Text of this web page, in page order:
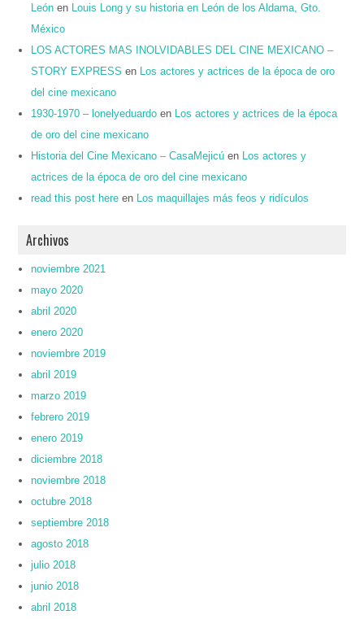
León en
Louis Long y su historia en León de los Aldama, Gto.
México
LOS ACTORES MAS INOLVIDABLES DEL CINE MEXICANO –
STORY EXPRESS en
Los actores y actrices de la época de oro
del cine mexicano
1930-1970 – lonelyeduardo en
Los actores y actrices de la época
de oro del cine mexicano
Historia del Cine Mexicano – CasaMejicú en
Los actores y
actrices de la época de oro del cine mexicano
read this post here en Los maquillajes más feos y ridículos
Archivos
noviembre 2021
mayo 2020
abril 2020
enero 2020
noviembre 2019
abril 2019
marzo 2019
febrero 2019
enero 2019
diciembre 2018
noviembre 2018
octubre 2018
septiembre 2018
agosto 2018
julio 2018
junio 2018
abril 2018